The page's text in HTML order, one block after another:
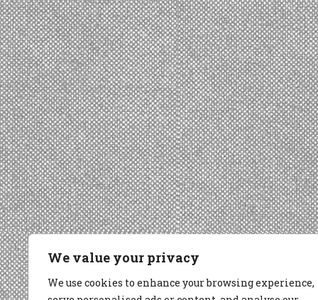
We value your privacy
We use cookies to enhance your browsing experience,